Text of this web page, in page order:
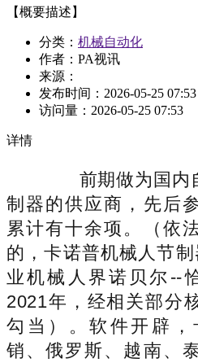
【概要描述】
分类： 机械自动化
作者：PA视讯
来源：
发布时间： 2026-05-25 07:53
访问量： 2026-05-25 07:53
详情
前期做为国内
制器的供应商，先后
累计有十余项。（依
的，卡诺普机械人节
业机械人界诺贝尔--
2021年，经相关部分
勾当）。软件开辟
销、俄罗斯、越南、